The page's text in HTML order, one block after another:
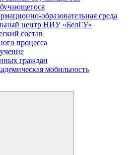
образовательная среда
центр НИУ «БелГУ»
состав
процесса
граждан
мобильность